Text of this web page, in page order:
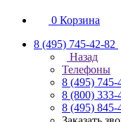
0 Корзина
8 (495) 745-42-82
Назад
Телефоны
8 (495) 745-
8 (800) 333-
8 (495) 845-